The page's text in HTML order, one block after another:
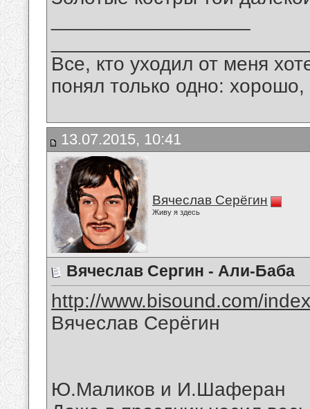
Все, кто уходил от меня
понял только одно:
13.07.2015, 10:41
Вячеслав Серёгин
Живу я здесь
Вячеслав Сергин - Али-Баба
http://www.bisound.com/
Вячеслав Серёгин
Ю.Маликов и И.Шаферан